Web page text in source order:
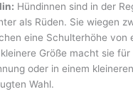
Hündinnen sind in der
als Rüden. Sie wiegen
eine Schulterhöhe von
Größe macht sie für
oder in einem
Wahl.